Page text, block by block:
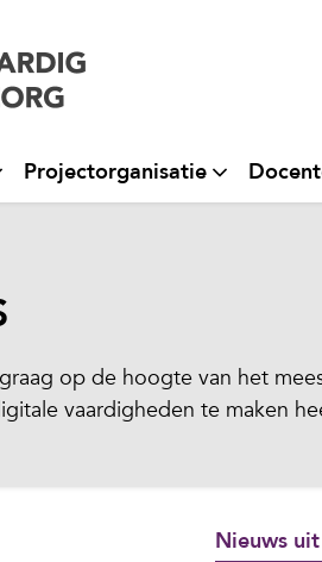
Projectorganisatie
op de hoogte van het
vaardigheden te maken
Nieuws